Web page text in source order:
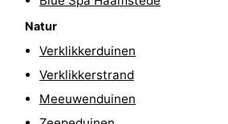
Minigolfplätze
Wellness-
Natur
Natur
Verklikkerduinen
Verklikkerstrand
Meeuwenduinen